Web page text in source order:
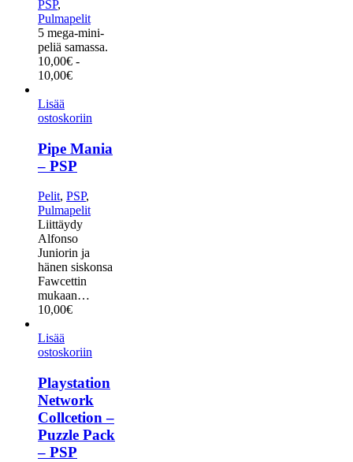
PSP,
Pulmapelit
5 mega-mini-
peliä samassa.
10,00€ -
10,00€
Lisää
ostoskoriin
Pipe Mania
– PSP
Pelit, PSP,
Pulmapelit
Liittäydy
Alfonso
Juniorin ja
hänen siskonsa
Fawcettin
mukaan…
10,00€
Lisää
ostoskoriin
Playstation
Network
Collcetion –
Puzzle Pack
– PSP